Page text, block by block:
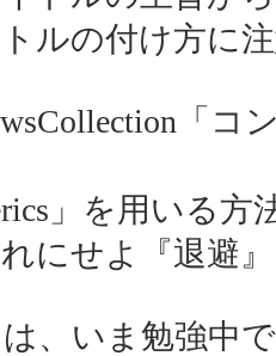
ルの付け方に
「
」を用いる方
れにせよ『退避
、いま勉強中